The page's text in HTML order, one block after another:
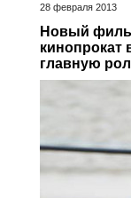
28 февраля 2013
Новый
кинопрокат
главную